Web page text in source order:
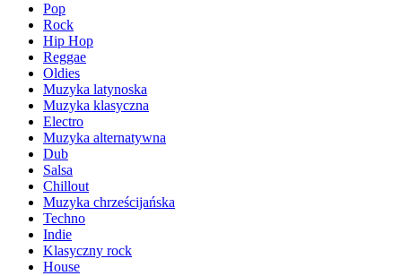
Pop
Rock
Hip Hop
Reggae
Oldies
Muzyka latynoska
Muzyka klasyczna
Electro
Muzyka alternatywna
Dub
Salsa
Chillout
Muzyka chrześcijańska
Techno
Indie
Klasyczny rock
House